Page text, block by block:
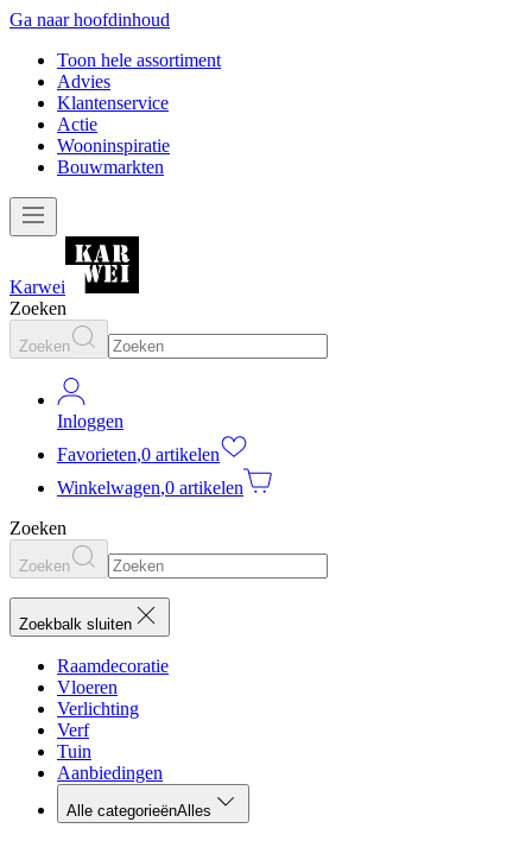
Ga naar hoofdinhoud
Toon hele assortiment
Advies
Klantenservice
Actie
Wooninspiratie
Bouwmarkten
Karwei
Zoeken
Zoeken
Inloggen
Favorieten,0 artikelen
Winkelwagen,0 artikelen
Zoeken
Zoeken
Zoekbalk sluiten
Raamdecoratie
Vloeren
Verlichting
Verf
Tuin
Aanbiedingen
Alle categorieënAlles